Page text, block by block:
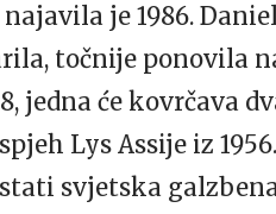
najavila je 1986.
točnije ponovila
jedna će kovrčava
Lys Assije iz
svjetska